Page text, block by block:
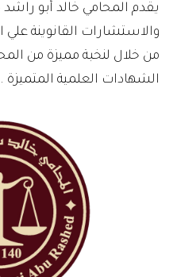
يقدم المحامي خالد أبو
والاستشارات القانوينة علي
من خلال لنخبة مميزة من
الشهادات العلمية المتميزة .